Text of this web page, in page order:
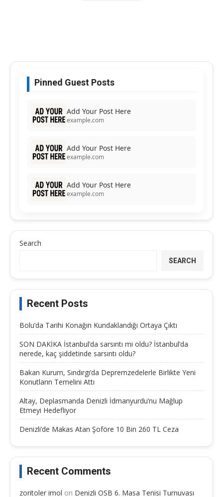
Pinned Guest Posts
Add Your Post Here
example.com
Add Your Post Here
example.com
Add Your Post Here
example.com
Search
SEARCH
Recent Posts
Bolu’da Tarihi Konağın Kundaklandığı Ortaya Çıktı
SON DAKİKA İstanbul’da sarsıntı mi oldu? İstanbul’da
nerede, kaç şiddetinde sarsıntı oldu?
Bakan Kurum, Sındırgı’da Depremzedelerle Birlikte Yeni
Konutların Temelini Attı
Altay, Deplasmanda Denizli İdmanyurdu’nu Mağlup
Etmeyi Hedefliyor
Denizli’de Makas Atan Şoföre 10 Bin 260 TL Ceza
Recent Comments
zoritoler imol on Denizli OSB 6. Masa Tenisi Turnuvası